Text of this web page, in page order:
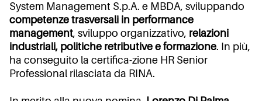
System Management S.p.A. e MBDA, sviluppando
competenze trasversali in performance
management, sviluppo organizzativo, relazioni
industriali, politiche retributive e formazione. In più,
ha conseguito la certifica-zione HR Senior
Professional rilasciata da RINA.